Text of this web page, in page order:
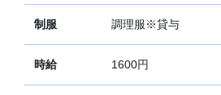
制服 調理服※貸与
時給 1600円